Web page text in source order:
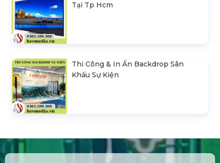
Tại Tp Hcm
Thi Công & In Ấn Backdrop Sân
Khấu Sự Kiện